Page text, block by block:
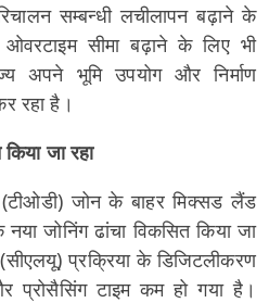
सम्बन्धी लचीलापन बढ़ाने के
सीमा बढ़ाने के लिए भी
अपने भूमि उपयोग और निर्माण
रहा है।
जा रहा
जोन के बाहर मिक्सड लैंड
जोनिंग ढांचा विकसित किया जा
(सीएलयू) प्रक्रिया के डिजिटलीकरण
प्रोसैसिंग टाइम कम हो गया है।